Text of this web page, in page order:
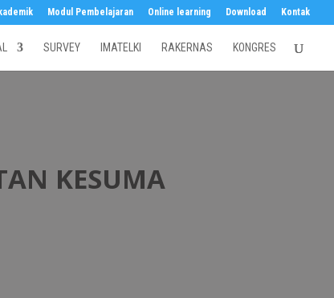
Modul Pembelajaran Online learning Download Kontak
SURVEY IMATELKI RAKERNAS KONGRES
KESUMA